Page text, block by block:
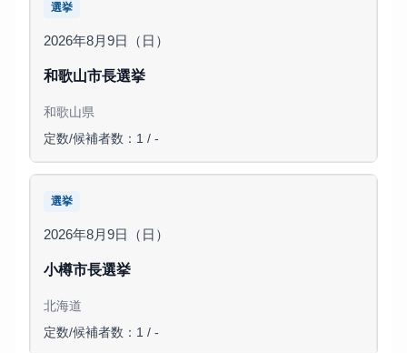
選挙
2026年8月9日（日）
和歌山市長選挙
和歌山県
定数/候補者数：1 / -
選挙
2026年8月9日（日）
小樽市長選挙
北海道
定数/候補者数：1 / -